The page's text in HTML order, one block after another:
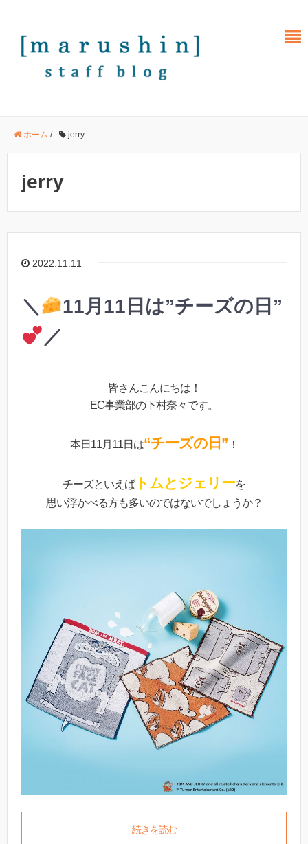
ホーム / jerry
jerry
2022.11.11
＼
11月11日は”チーズの日”
／
皆さんこんにちは！
EC事業部の下村奈々です。
本日11月11日は“チーズの日” ！
チーズといえばトムとジェリーを
思い浮かべる方も多いのではないでしょうか？
続きを読む